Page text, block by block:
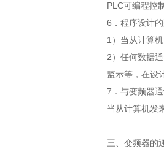
PLC可编程控
6．程序设计
1）当从计算
2）任何数据
监示等，在设
7．与变频器
当从计算机发
三、变频器的